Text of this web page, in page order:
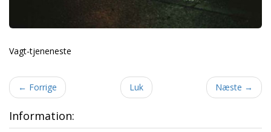
Vagt-tjeneneste
← Forrige Luk Næste →
Information: